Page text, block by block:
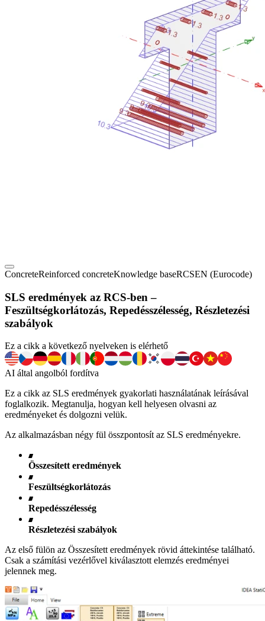
ConcreteReinforced concreteKnowledge baseRCSEN (Eurocode)
SLS eredmények az RCS-ben –
Feszültségkorlátozás, Repedésszélesség, Részletezési
szabályok
Ez a cikk a következő nyelveken is elérhető
AI által angolból fordítva
Ez a cikk az SLS eredmények gyakorlati használatának leírásával
foglalkozik. Megtanulja, hogyan kell helyesen olvasni az
eredményeket és dolgozni velük.
Az alkalmazásban négy fül összpontosít az SLS eredményekre.
Összesített eredmények
Feszültségkorlátozás
Repedésszélesség
Részletezési szabályok
Az első fülön az Összesített eredmények rövid áttekintése található.
Csak a számítási vezérlővel kiválasztott elemzés eredményei
jelennek meg.